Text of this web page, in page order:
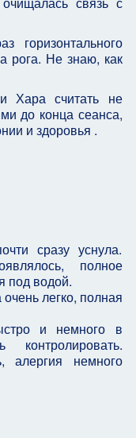
горизонтального
рога. Не знаю, как
Хара считать не
до конца сеанса,
и здоровья .
сразу уснула.
полное
под водой.
легко, полная
и немного в
алергия немного